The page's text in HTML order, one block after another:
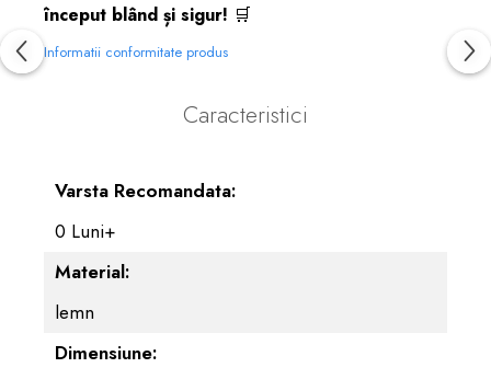
început blând și sigur! 🛒
Informatii conformitate produs
Caracteristici
Varsta Recomandata:
0 Luni+
Material:
lemn
Dimensiune: